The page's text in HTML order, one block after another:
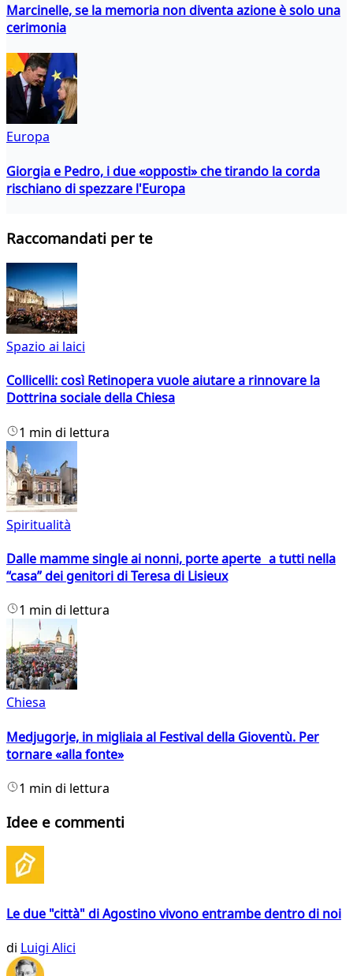
Marcinelle, se la memoria non diventa azione è solo una
cerimonia
Europa
Giorgia e Pedro, i due «opposti» che tirando la corda
rischiano di spezzare l'Europa
Raccomandati per te
Spazio ai laici
Collicelli: così Retinopera vuole aiutare a rinnovare la
Dottrina sociale della Chiesa
1 min di lettura
Spiritualità
Dalle mamme single ai nonni, porte aperte a tutti nella
“casa” dei genitori di Teresa di Lisieux
1 min di lettura
Chiesa
Medjugorje, in migliaia al Festival della Gioventù. Per
tornare «alla fonte»
1 min di lettura
Idee e commenti
Le due "città" di Agostino vivono entrambe dentro di noi
di Luigi Alici